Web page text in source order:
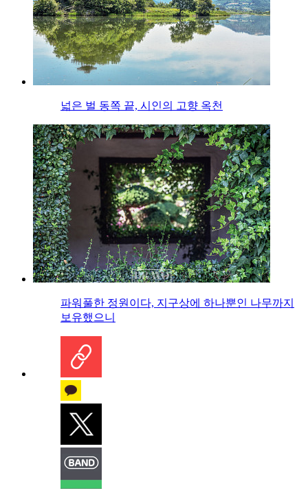
넓은 벌 동쪽 끝, 시인의 고향 옥천
파워풀한 정원이다, 지구상에 하나뿐인 나무까지
보유했으니